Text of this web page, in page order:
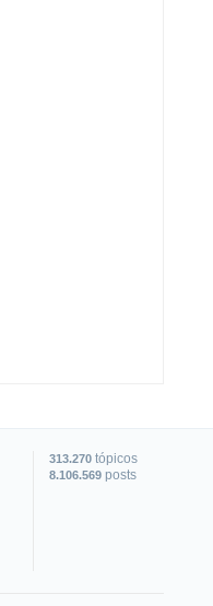
313.270 tópicos
8.106.569 posts